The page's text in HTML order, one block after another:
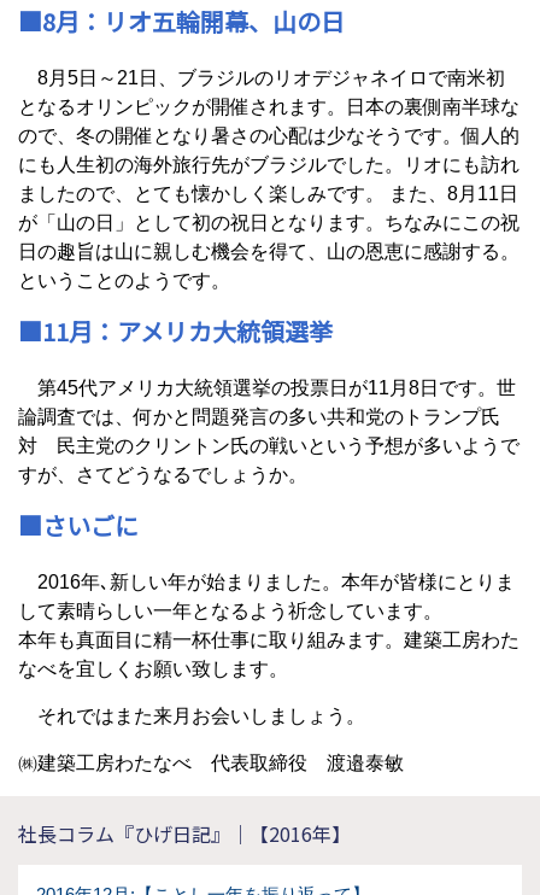
■8月：リオ五輪開幕、山の日
8月5日～21日、ブラジルのリオデジャネイロで南米初
となるオリンピックが開催されます。日本の裏側南半球な
ので、冬の開催となり暑さの心配は少なそうです。個人的
にも人生初の海外旅行先がブラジルでした。リオにも訪れ
ましたので、とても懐かしく楽しみです。 また、8月11日
が「山の日」として初の祝日となります。ちなみにこの祝
日の趣旨は山に親しむ機会を得て、山の恩恵に感謝する。
ということのようです。
■11月：アメリカ大統領選挙
第45代アメリカ大統領選挙の投票日が11月8日です。世
論調査では、何かと問題発言の多い共和党のトランプ氏
対 民主党のクリントン氏の戦いという予想が多いようで
すが、さてどうなるでしょうか。
■さいごに
2016年､新しい年が始まりました。本年が皆様にとりま
して素晴らしい一年となるよう祈念しています。
本年も真面目に精一杯仕事に取り組みます。建築工房わた
なべを宜しくお願い致します。
それではまた来月お会いしましょう。
㈱建築工房わたなべ 代表取締役 渡邉泰敏
社長コラム『ひげ日記』｜【2016年】